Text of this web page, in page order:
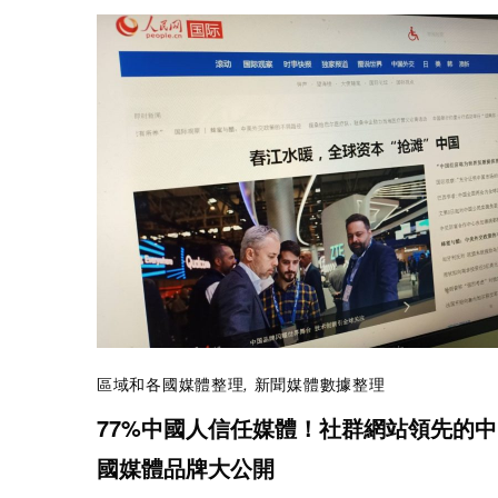
區域和各國媒體整理, 新聞媒體數據整理
77%中國人信任媒體！社群網站領先的中
國媒體品牌大公開